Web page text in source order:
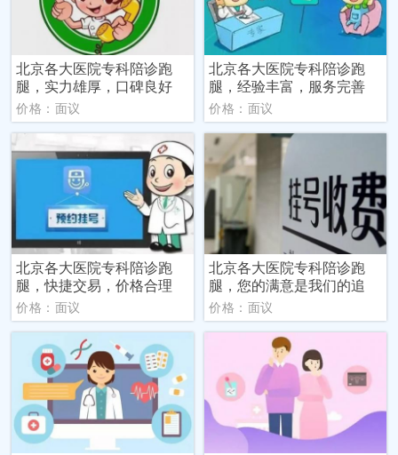
北京各大医院专科陪诊跑
腿，实力雄厚，口碑良好
价格：面议
北京各大医院专科陪诊跑
腿，经验丰富，服务完善
价格：面议
北京各大医院专科陪诊跑
腿，快捷交易，价格合理
价格：面议
北京各大医院专科陪诊跑
腿，您的满意是我们的追
价格：面议